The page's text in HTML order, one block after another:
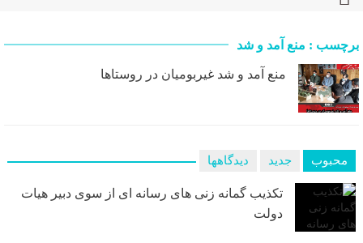
برچسب : منع آمد و شد
منع آمد و شد غیربومیان در روستاها
محبوب جدید دیدگاهها
تکذیب گمانه زنی های رسانه ای از سوی دبیر هیات
دولت